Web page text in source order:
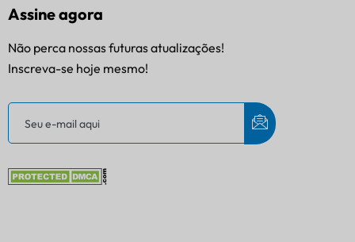
Assine agora
Não perca nossas futuras atualizações!
Inscreva-se hoje mesmo!